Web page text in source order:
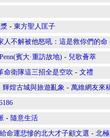
- 東方聖人匡子
人不解被他怒吼：這是救你們的命
賓大·重訪故地) - 兒歌薈萃
命衛隊這三招全是空吹 - 文禮
煌古城與旅遊亂象 - 萬維網友來
- 隨意生活
運悲慘的北大才子顧文選 - 北